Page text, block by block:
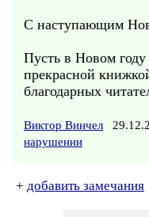
С наступающим
Пусть в Новом
прекрасной
благодарных
Виктор Винчел
нарушении
+ добавить замечания